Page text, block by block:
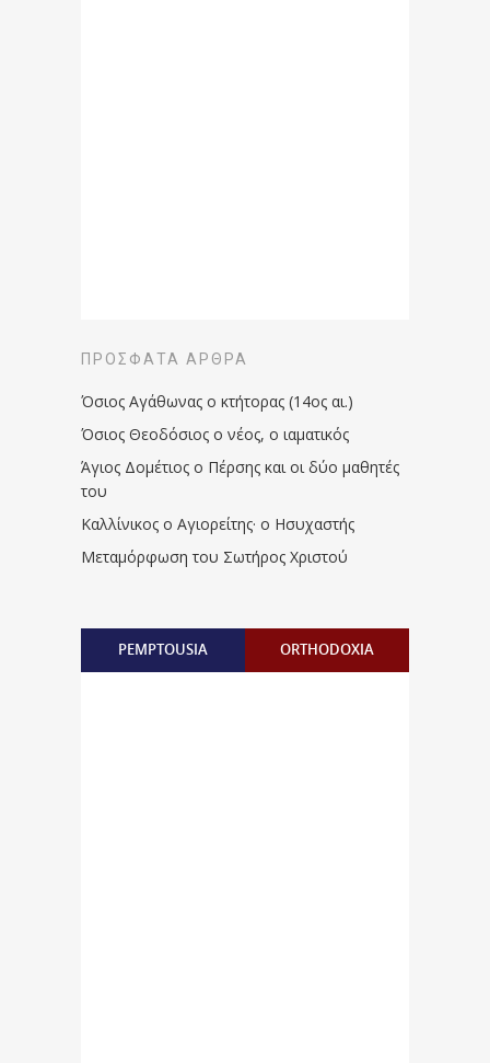
ΠΡΌΣΦΑΤΑ ΆΡΘΡΑ
Όσιος Αγάθωνας ο κτήτορας (14ος αι.)
Όσιος Θεοδόσιος ο νέος, ο ιαματικός
Άγιος Δομέτιος ο Πέρσης και οι δύο μαθητές
του
Καλλίνικος ο Αγιορείτης · ο Ησυχαστής
Μεταμόρφωση του Σωτήρος Χριστού
PEMPTOUSIA ORTHODOXIA